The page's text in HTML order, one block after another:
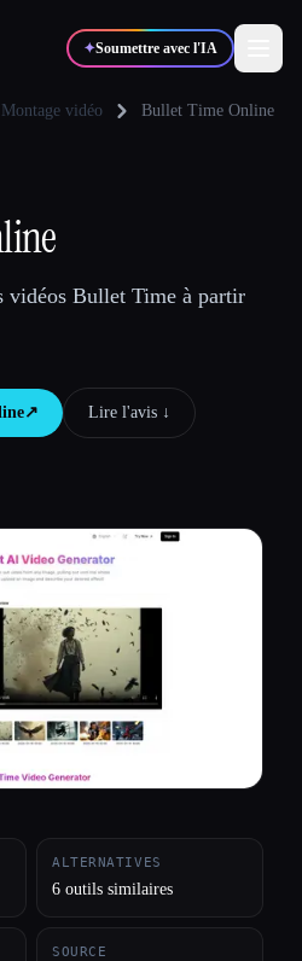
✦Soumettre avec l'IA
Montage vidéo Bullet Time Online
vidéos Bullet Time à partir
↗︎ Lire l'avis ↓︎
ALTERNATIVES
6 outils similaires
SOURCE